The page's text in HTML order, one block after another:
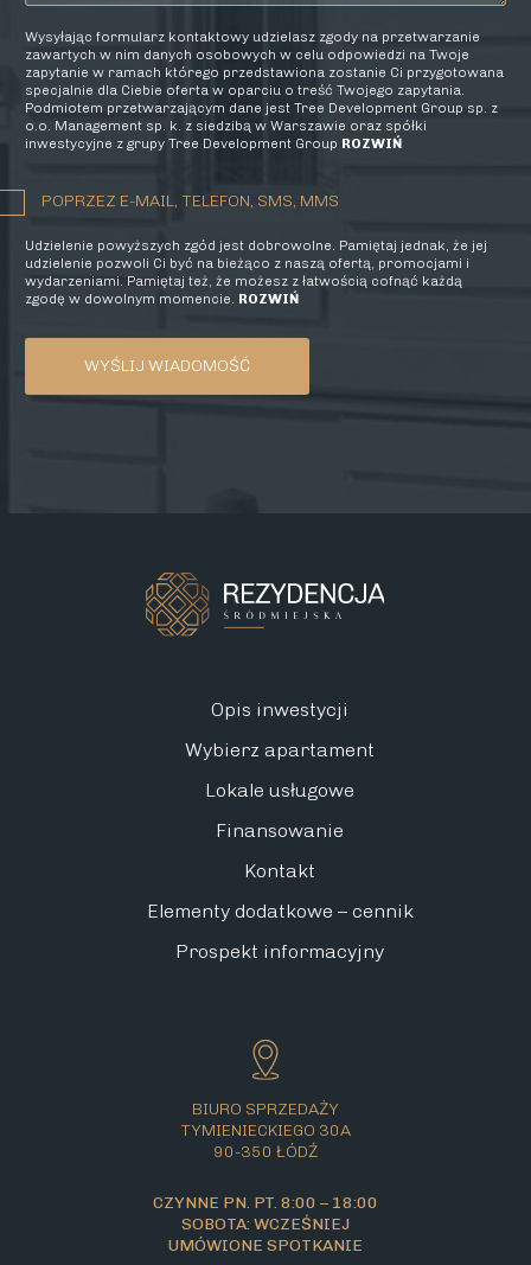
Wysyłając formularz kontaktowy udzielasz zgody na przetwarzanie
zawartych w nim danych osobowych w celu odpowiedzi na Twoje
zapytanie w ramach którego przedstawiona zostanie Ci przygotowana
specjalnie dla Ciebie oferta w oparciu o treść Twojego zapytania.
Podmiotem przetwarzającym dane jest Tree Development Group sp. z
o.o. Management sp. k. z siedzibą w Warszawie oraz spółki
inwestycyjne z grupy Tree Development Group ROZWIŃ
POPRZEZ E-MAIL, TELEFON, SMS, MMS
Udzielenie powyższych zgód jest dobrowolne. Pamiętaj jednak, że jej
udzielenie pozwoli Ci być na bieżąco z naszą ofertą, promocjami i
wydarzeniami. Pamiętaj też, że możesz z łatwością cofnąć każdą
zgodę w dowolnym momencie. ROZWIŃ
Opis inwestycji
Wybierz apartament
Lokale usługowe
Finansowanie
Kontakt
Elementy dodatkowe – cennik
Prospekt informacyjny
BIURO SPRZEDAŻY
TYMIENIECKIEGO 30A
90-350 ŁÓDŹ
CZYNNE PN. PT. 8:00 – 18:00
SOBOTA: WCZEŚNIEJ
UMÓWIONE SPOTKANIE